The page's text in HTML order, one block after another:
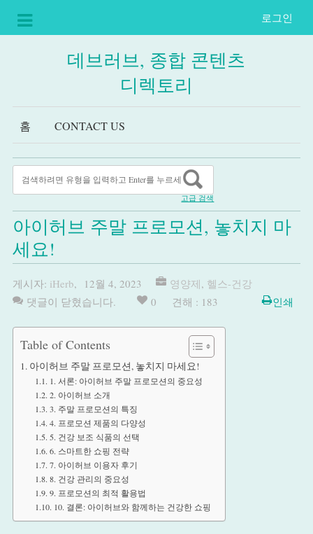
로그인
데브러브, 종합 콘텐츠
디렉토리
홈 CONTACT US
고급 검색
아이허브 주말 프로모션, 놓치지 마
세요!
게시자: iHerb, 12월 4, 2023 영양제, 헬스-건강
댓글이 닫혔습니다.
0 견해 : 183 인쇄
Table of Contents
아이허브 주말 프로모션, 놓치지 마세요!
1. 서론: 아이허브 주말 프로모션의 중요성
2. 아이허브 소개
3. 주말 프로모션의 특징
4. 프로모션 제품의 다양성
5. 건강 보조 식품의 선택
6. 스마트한 쇼핑 전략
7. 아이허브 이용자 후기
8. 건강 관리의 중요성
9. 프로모션의 최적 활용법
10. 결론: 아이허브와 함께하는 건강한 쇼핑